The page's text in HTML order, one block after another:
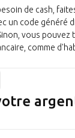
de cash,
un code généré
vous
comme